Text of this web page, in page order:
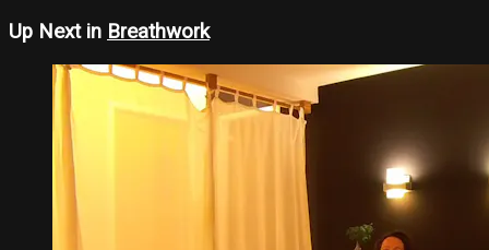
Up Next in Breathwork